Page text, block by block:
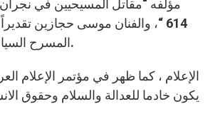
614 “، والفنان موسى حجازين
المسرح السياسي وحرية التعبير.
الإعلام ، كما ظهر في مؤتمر الإعلام
يكون خادما للعدالة والسلام وحقوق